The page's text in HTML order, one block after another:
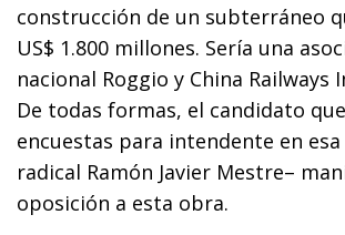
construcción de un subterráneo
US$ 1.800 millones. Sería una
nacional Roggio y China Railways
De todas formas, el candidato
encuestas para intendente en
radical Ramón Javier Mestre–
oposición a esta obra.